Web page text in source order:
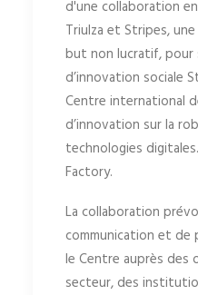
d'une collaboration
Triulza et Stripes,
but non lucratif,
d’innovation sociale
Centre international
d’innovation sur la
technologies
Factory.
La collaboration
communication et
le Centre auprès des
secteur, des